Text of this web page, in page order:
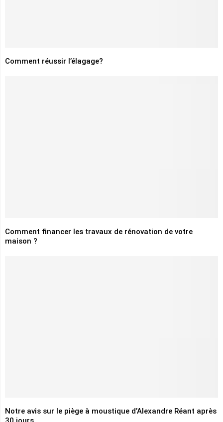
Comment réussir l’élagage?
Comment financer les travaux de rénovation de votre
maison ?
Notre avis sur le piège à moustique d’Alexandre Réant après